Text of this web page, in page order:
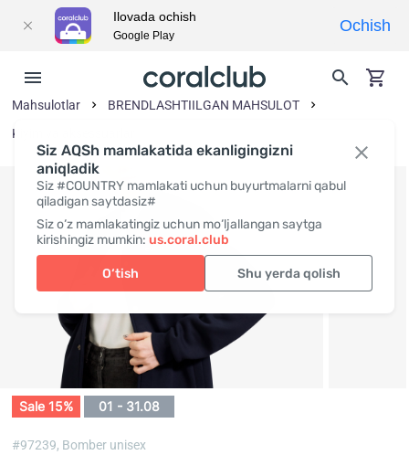
Siz AQSh mamlakatida ekanligingizni
aniqladik
Siz #COUNTRY mamlakati uchun buyurtmalarni qabul
qiladigan saytdasiz#
Siz o‘z mamlakatingiz uchun mo‘ljallangan saytga
kirishingiz mumkin: us.coral.club
O‘tish Shu yerda qolish
Mahsulotlar
BRENDLASHTIILGAN MAHSULOT
Kiyim va aksessuarlar
Sale 15% 01 - 31.08
#97239, Bomber unisex
Ilovada ochish
Google Play
Ochish